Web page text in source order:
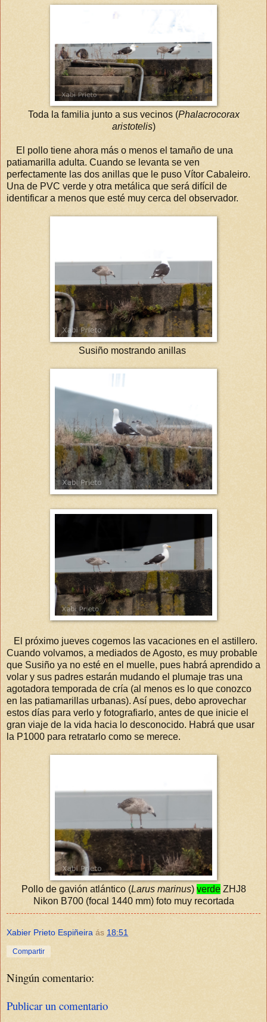
Toda la familia junto a sus vecinos (Phalacrocorax
aristotelis)
El pollo tiene ahora más o menos el tamaño de una
patiamarilla adulta. Cuando se levanta se ven
perfectamente las dos anillas que le puso Vítor Cabaleiro.
Una de PVC verde y otra metálica que será difícil de
identificar a menos que esté muy cerca del observador.
Susiño mostrando anillas
El próximo jueves cogemos las vacaciones en el astillero.
Cuando volvamos, a mediados de Agosto, es muy probable
que Susiño ya no esté en el muelle, pues habrá aprendido a
volar y sus padres estarán mudando el plumaje tras una
agotadora temporada de cría (al menos es lo que conozco
en las patiamarillas urbanas). Así pues, debo aprovechar
estos días para verlo y fotografiarlo, antes de que inicie el
gran viaje de la vida hacia lo desconocido. Habrá que usar
la P1000 para retratarlo como se merece.
Pollo de gavión atlántico (Larus marinus) verdeZHJ8
Nikon B700 (focal 1440 mm) foto muy recortada
Xabier Prieto Espiñeira ás 18:51
Compartir
Ningún comentario:
Publicar un comentario